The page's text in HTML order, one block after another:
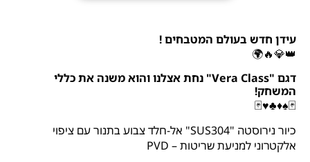
עידן חדש בעולם המטבחים !
👑💎🔥🌍
דגם "Vera Class" נחת אצלנו והוא משנה את כללי
המשחק!
🃏
♠️
♦️
♣️
♥️
🃏
כיור נירוסטה "SUS304" אל-חלד צבוע בתנור עם ציפוי
אלקטרוני למניעת שריטות – PVD